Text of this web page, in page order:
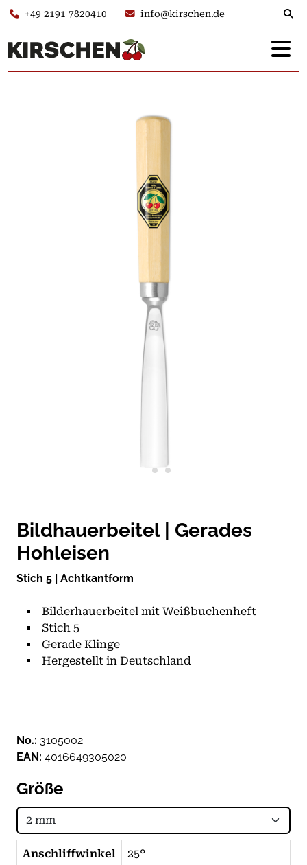
+49 2191 7820410 info@kirschen.de
Bildhauerbeitel | Gerades
Hohleisen
Stich 5 | Achtkantform
Bilderhauerbeitel mit Weißbuchenheft
Stich 5
Gerade Klinge
Hergestellt in Deutschland
No.: 3105002
EAN: 4016649305020
Größe
Anschliffwinkel 25°